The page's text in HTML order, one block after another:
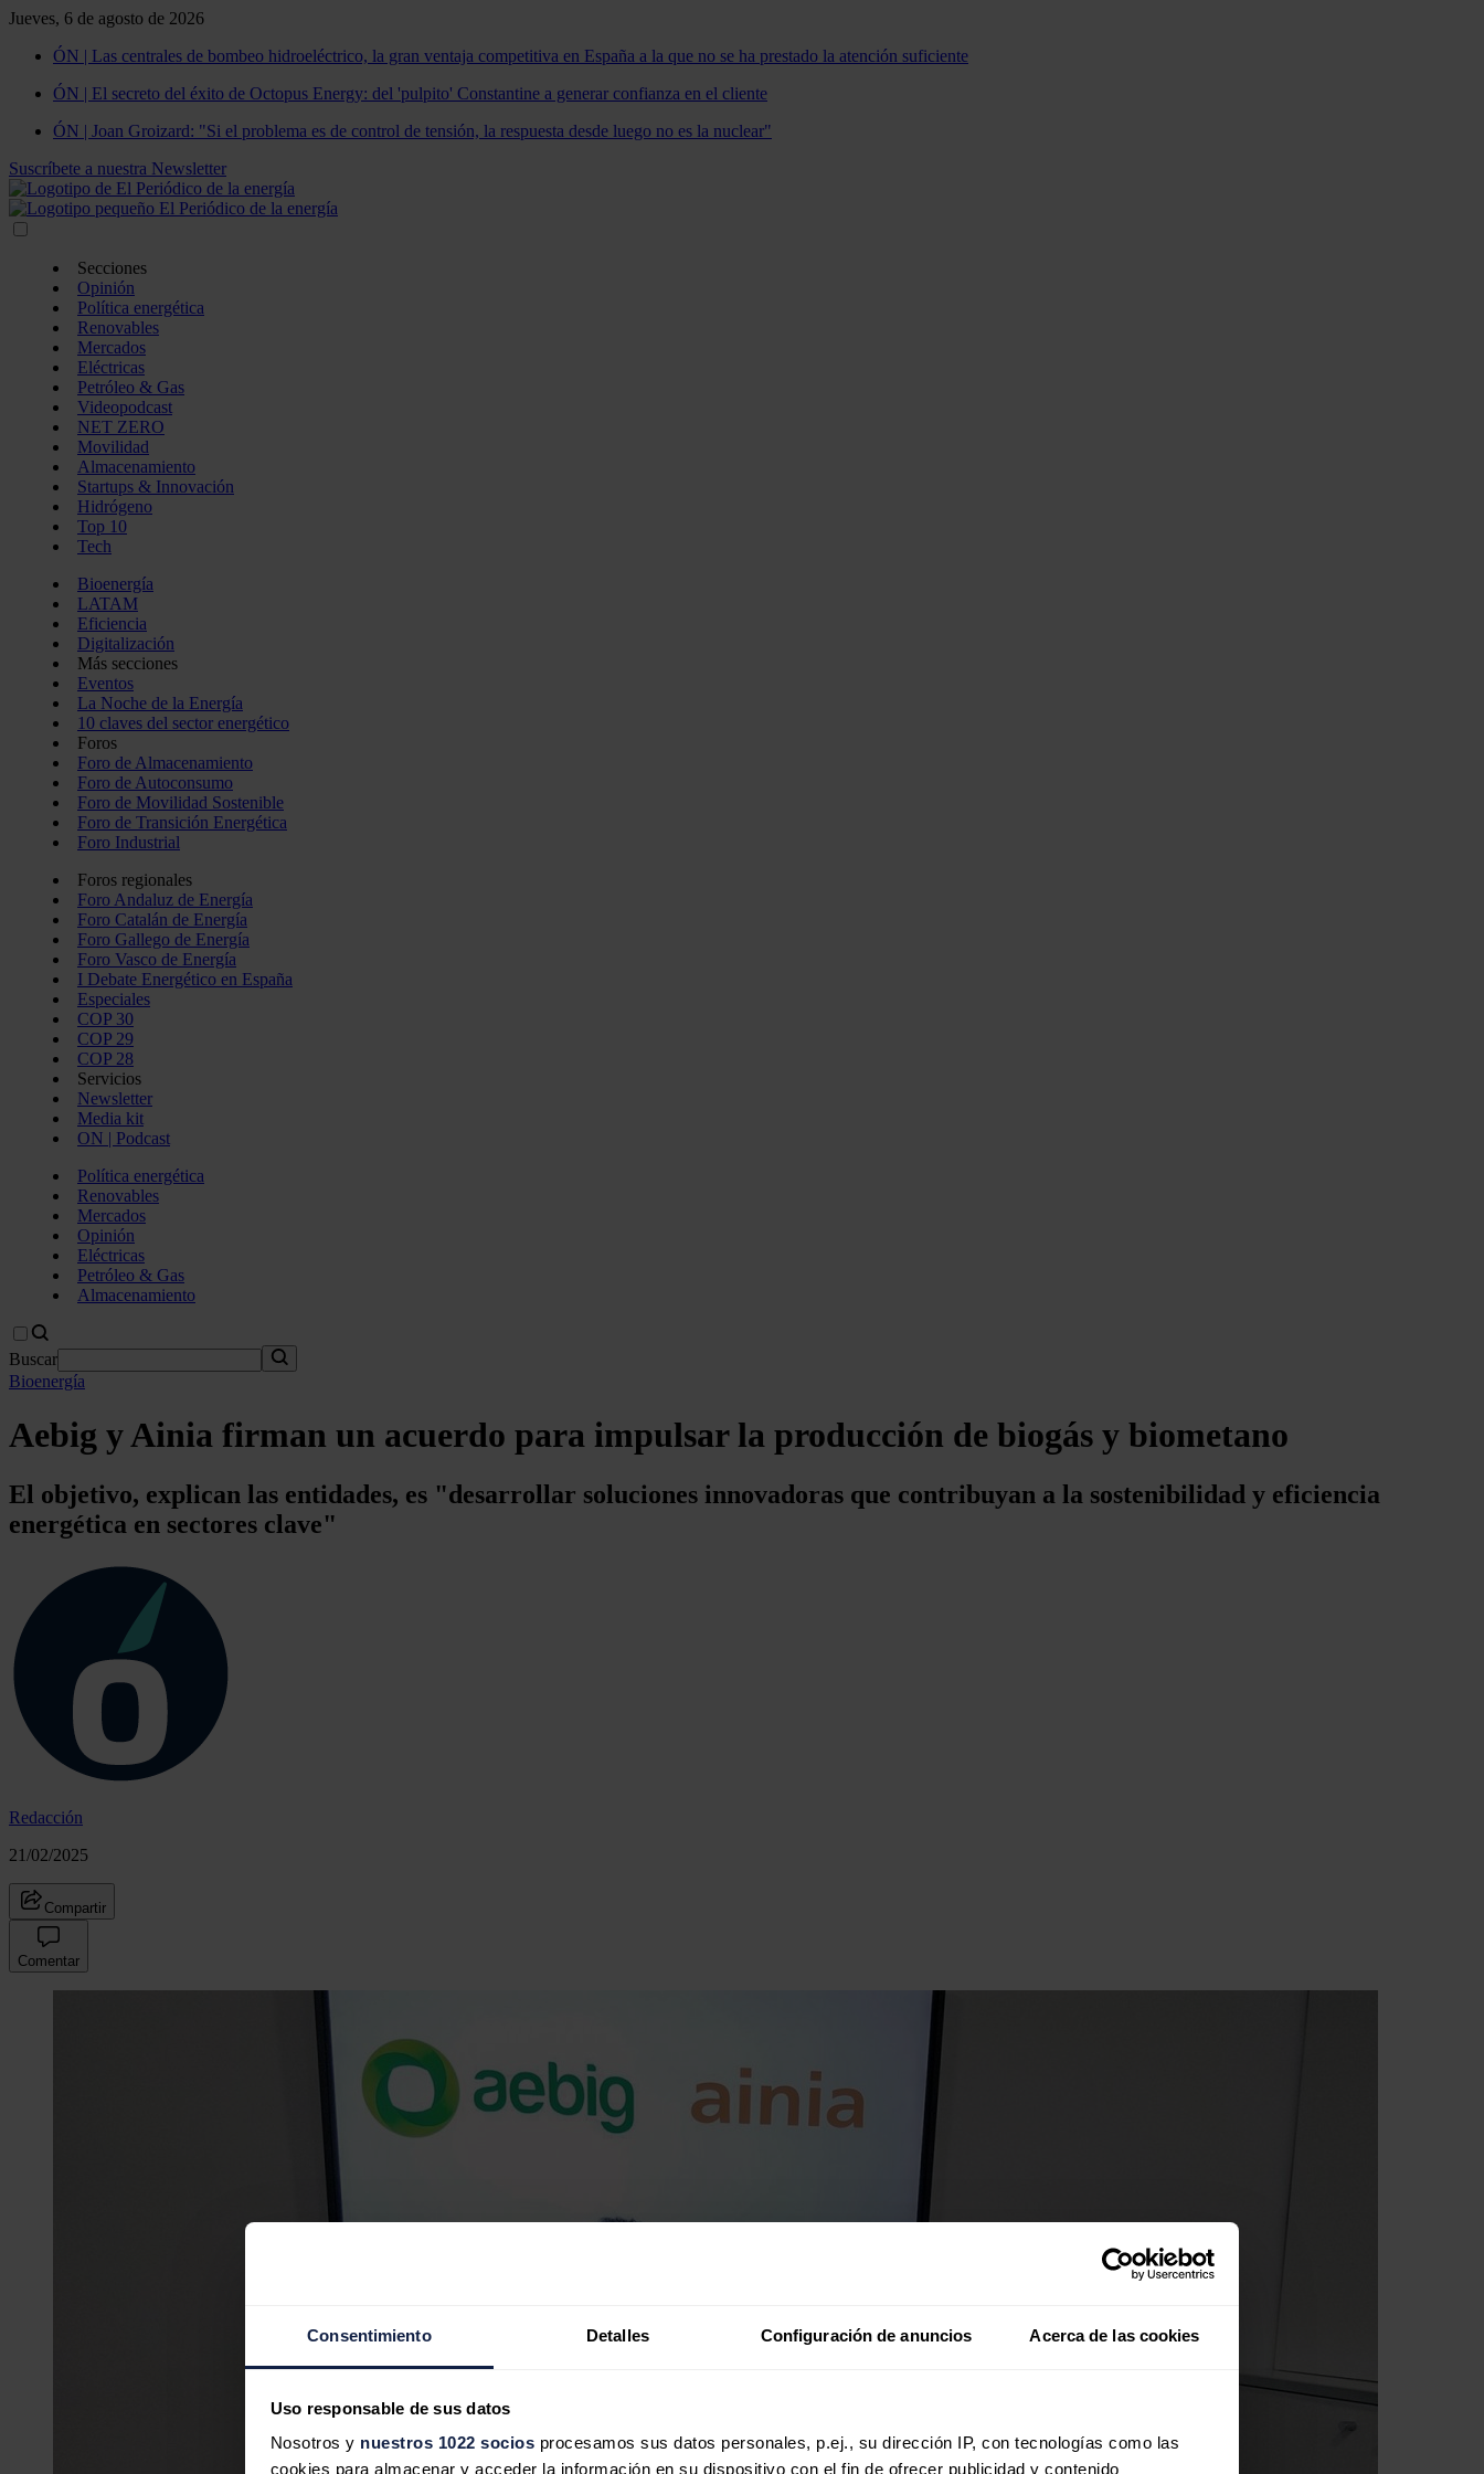
Consentimiento Detalles Configuración de anuncios Acerca de las cookies
Uso responsable de sus datos
Nosotros y nuestros 1022 socios procesamos sus datos personales, p.ej., su dirección IP, con tecnologías como las
cookies para almacenar y acceder la información en su dispositivo con el fin de ofrecer publicidad y contenido
Jueves, 6 de agosto de 2026
ÓN | Las centrales de bombeo hidroeléctrico, la gran ventaja competitiva en España a la que no se ha prestado la atención suficiente
ÓN | El secreto del éxito de Octopus Energy: del 'pulpito' Constantine a generar confianza en el cliente
ÓN | Joan Groizard: "Si el problema es de control de tensión, la respuesta desde luego no es la nuclear"
Suscríbete a nuestra Newsletter
Secciones
Opinión
Política energética
Renovables
Mercados
Eléctricas
Petróleo & Gas
Videopodcast
NET ZERO
Movilidad
Almacenamiento
Startups & Innovación
Hidrógeno
Top 10
Tech
Bioenergía
LATAM
Eficiencia
Digitalización
Más secciones
Eventos
La Noche de la Energía
10 claves del sector energético
Foros
Foro de Almacenamiento
Foro de Autoconsumo
Foro de Movilidad Sostenible
Foro de Transición Energética
Foro Industrial
Foros regionales
Foro Andaluz de Energía
Foro Catalán de Energía
Foro Gallego de Energía
Foro Vasco de Energía
I Debate Energético en España
Especiales
COP 30
COP 29
COP 28
Servicios
Newsletter
Media kit
ON | Podcast
Política energética
Renovables
Mercados
Opinión
Eléctricas
Petróleo & Gas
Almacenamiento
Buscar
Bioenergía
Aebig y Ainia firman un acuerdo para impulsar la producción de biogás y biometano
El objetivo, explican las entidades, es "desarrollar soluciones innovadoras que contribuyan a la sostenibilidad y eficiencia
energética en sectores clave"
Redacción
21/02/2025
Compartir
Comentar